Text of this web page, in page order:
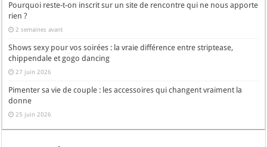
Pourquoi reste-t-on inscrit sur un site de rencontre qui ne nous apporte
rien ?
2 semaines avant
Shows sexy pour vos soirées : la vraie différence entre striptease,
chippendale et gogo dancing
27 juin 2026
Pimenter sa vie de couple : les accessoires qui changent vraiment la
donne
25 juin 2026